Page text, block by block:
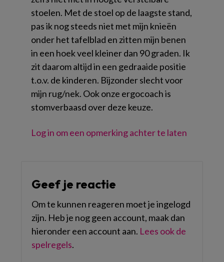
stoelen. Met de stoel op de laagste stand,
pas ik nog steeds niet met mijn knieën
onder het tafelblad en zitten mijn benen
in een hoek veel kleiner dan 90 graden. Ik
zit daarom altijd in een gedraaide positie
t.o.v. de kinderen. Bijzonder slecht voor
mijn rug/nek. Ook onze ergocoach is
stomverbaasd over deze keuze.
Log in om een opmerking achter te laten
Geef je reactie
Om te kunnen reageren moet je ingelogd
zijn. Heb je nog geen account, maak dan
hieronder een account aan. Lees ook de
spelregels.